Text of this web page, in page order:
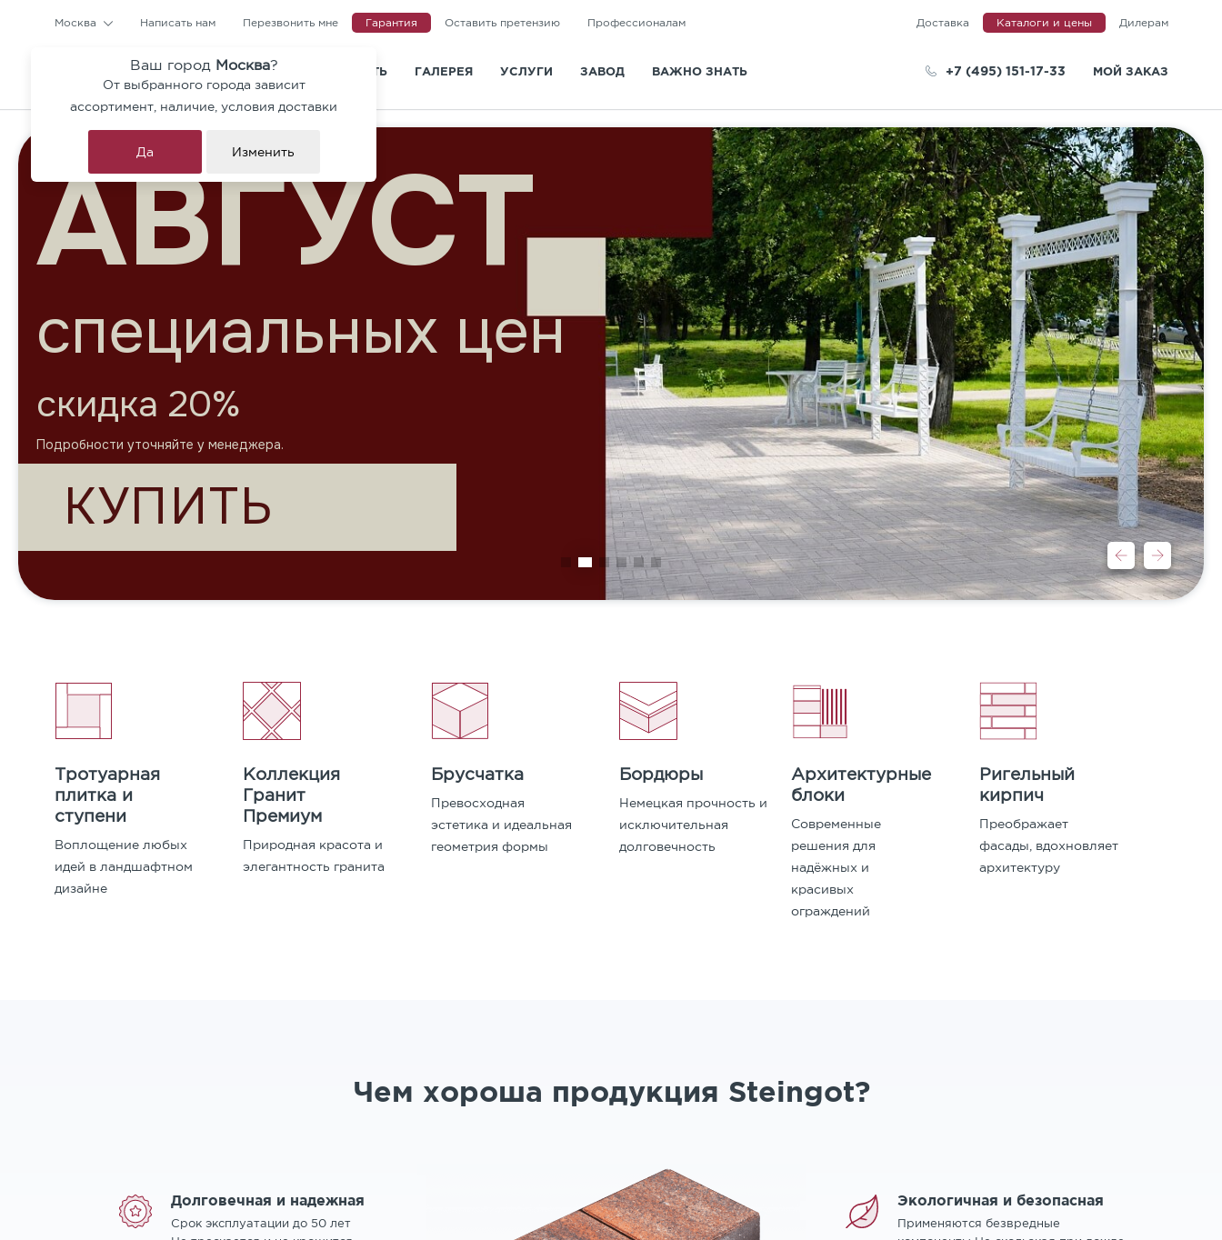
Ваш город Москва?
От выбранного города зависит
ассортимент, наличие, условия доставки
Да Изменить
Москва Написать нам Перезвонить мне Гарантия Оставить претензию Профессионалам Доставка Каталоги и цены Дилерам
КАТАЛОГ
Тротуарная плитка и ступени
Коллекция Гранит Премиум
Брусчатка
Архитектурные блоки
ГДЕ КУПИТЬ ГАЛЕРЕЯ УСЛУГИ
Дизайн-проект мощения
ЗАВОД
Политика конфиденциальности
Контакты
Санкт-Петербург
Казань
Карта сайта
ВАЖНО ЗНАТЬ
Вопросы и ответы
Информация для покупателей
ГОСТ и СТО
+7 (495) 151-17-33 МОЙ ЗАКАЗ
СКИДКА
до 30% на моноцвета
Подробности уточняйте у менеджера.
КУПИТЬ
Тротуарная
плитка и
ступени
Воплощение любых
идей в ландшафтном
дизайне
Коллекция
Гранит
Премиум
Природная красота и
элегантность гранита
Брусчатка
Превосходная
эстетика и идеальная
геометрия формы
Бордюры
Немецкая прочность и
исключительная
долговечность
Архитектурные
блоки
Современные
решения для
надёжных и
красивых
ограждений
Ригельный
кирпич
Преображает
фасады, вдохновляет
архитектуру
Чем хороша продукция Steingot?
Долговечная и надежная
Срок эксплуатации до 50 лет
Экологичная и безопасная
Применяются безвредные